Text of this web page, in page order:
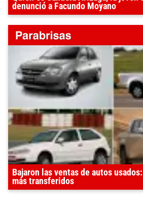
denunció a Facundo Moyano
Bajaron las ventas de autos
más transferidos